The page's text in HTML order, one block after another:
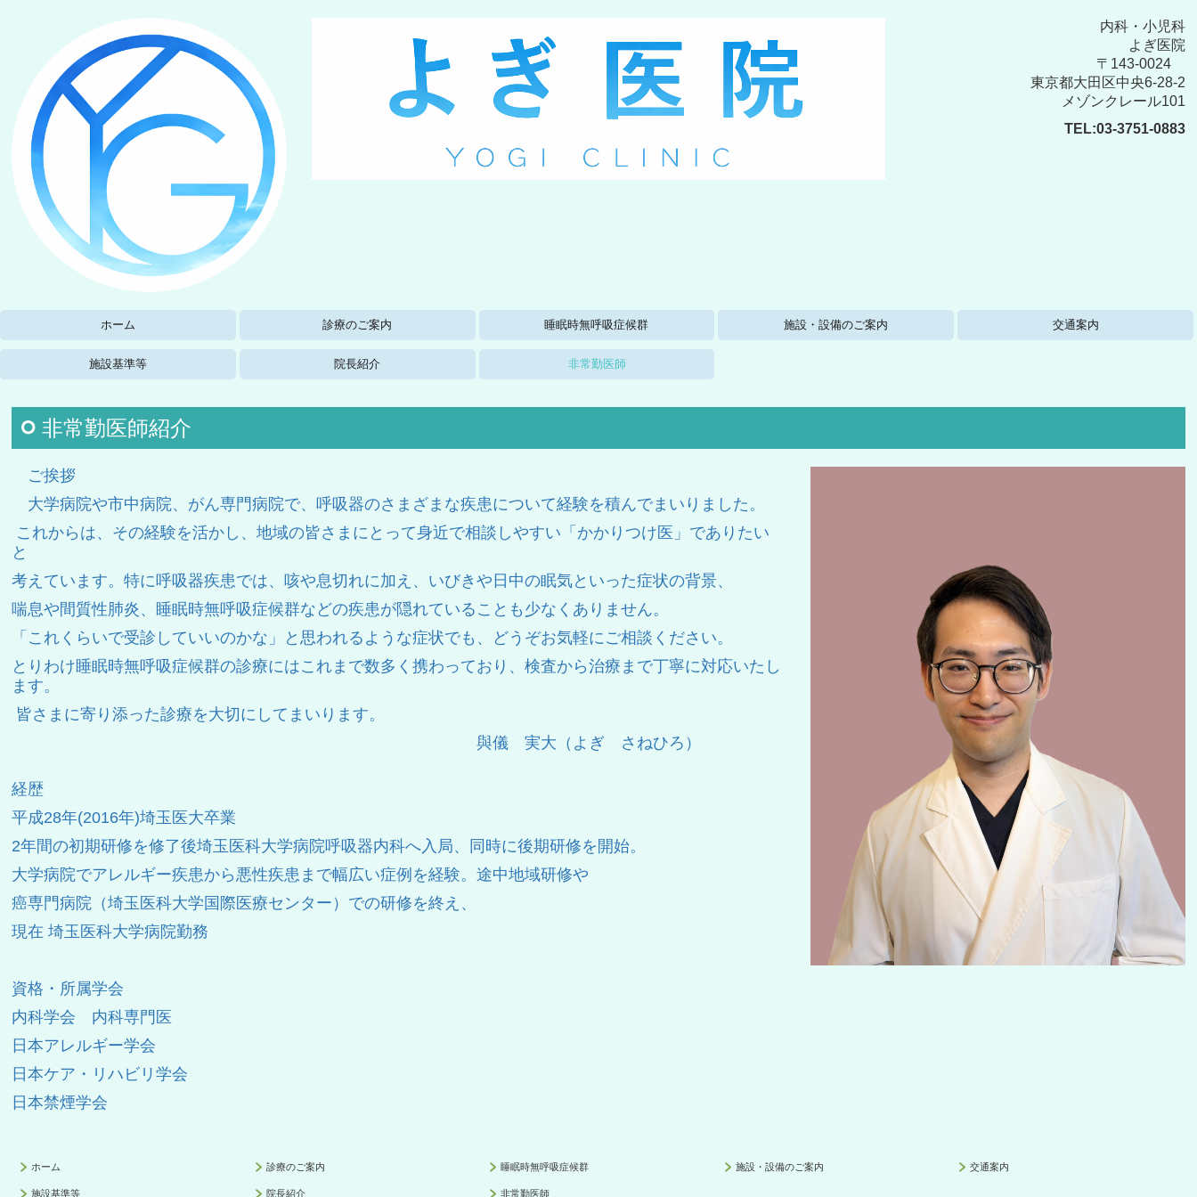
内科・小児科
よぎ医院
〒143-0024
東京都大田区中央6-28-2
メゾンクレール101
TEL:03-3751-0883
ホーム 診療のご案内 睡眠時無呼吸症候群 施設・設備のご案内 交通案内
施設基準等 院長紹介 非常勤医師
非常勤医師紹介
ご挨拶
大学病院や市中病院、がん専門病院で、呼吸器のさまざまな疾患について経験を積んでまいりました。
これからは、その経験を活かし、地域の皆さまにとって身近で相談しやすい「かかりつけ医」でありたい
と
考えています。特に呼吸器疾患では、咳や息切れに加え、いびきや日中の眠気といった症状の背景、
喘息や間質性肺炎、睡眠時無呼吸症候群などの疾患が隠れていることも少なくありません。
「これくらいで受診していいのかな」と思われるような症状でも、どうぞお気軽にご相談ください。
とりわけ睡眠時無呼吸症候群の診療にはこれまで数多く携わっており、検査から治療まで丁寧に対応いたし
ます。
皆さまに寄り添った診療を大切にしてまいります。
與儀 実大（よぎ さねひろ）
経歴
平成28年(2016年)埼玉医大卒業
2年間の初期研修を修了後埼玉医科大学病院呼吸器内科へ入局、同時に後期研修を開始。
大学病院でアレルギー疾患から悪性疾患まで幅広い症例を経験。途中地域研修や
癌専門病院（埼玉医科大学国際医療センター）での研修を終え、
現在 埼玉医科大学病院勤務
資格・所属学会
内科学会 内科専門医
日本アレルギー学会
日本ケア・リハビリ学会
日本禁煙学会
ホーム 診療のご案内 睡眠時無呼吸症候群 施設・設備のご案内 交通案内
施設基準等 院長紹介 非常勤医師